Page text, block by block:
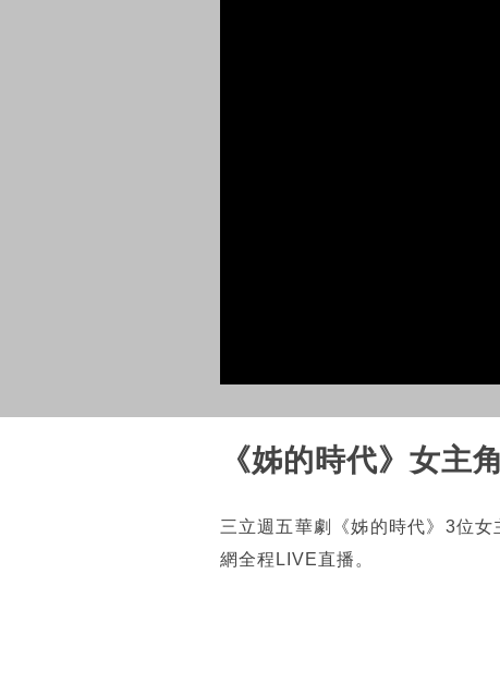
《姊的時代》女主
三立週五華劇《姊的時代》3位
網全程LIVE直播。